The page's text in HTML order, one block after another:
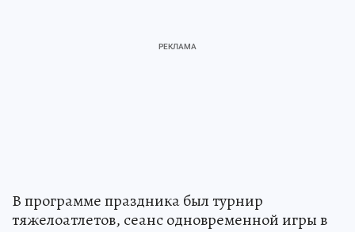
В программе праздника был турнир
тяжелоатлетов, сеанс одновременной игры в